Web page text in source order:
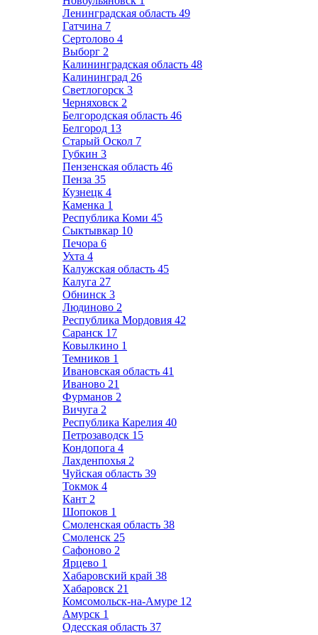
Ленинградская область 49
Гатчина 7
Сертолово 4
Выборг 2
Калининградская область 48
Калининград 26
Светлогорск 3
Черняховск 2
Белгородская область 46
Белгород 13
Старый Оскол 7
Губкин 3
Пензенская область 46
Пенза 35
Кузнецк 4
Каменка 1
Республика Коми 45
Сыктывкар 10
Печора 6
Ухта 4
Калужская область 45
Калуга 27
Обнинск 3
Людиново 2
Республика Мордовия 42
Саранск 17
Ковылкино 1
Темников 1
Ивановская область 41
Иваново 21
Фурманов 2
Вичуга 2
Республика Карелия 40
Петрозаводск 15
Кондопога 4
Лахденпохья 2
Чуйская область 39
Токмок 4
Кант 2
Шопоков 1
Смоленская область 38
Смоленск 25
Сафоново 2
Ярцево 1
Хабаровский край 38
Хабаровск 21
Комсомольск-на-Амуре 12
Амурск 1
Одесская область 37